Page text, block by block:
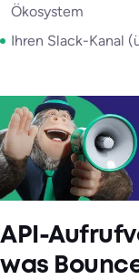
Ökosystem
Ihren Slack-Kanal
API-
was